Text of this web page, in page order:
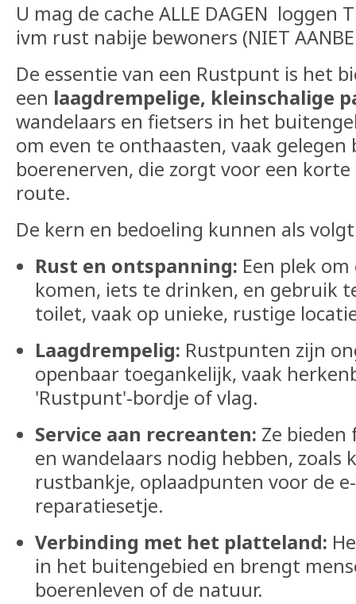
U mag de cache ALLE DAGEN loggen
ivm rust nabije bewoners (NIET
De essentie van een Rustpunt is het
een laagdrempelige, kleinschalige
wandelaars en fietsers in het
om even te onthaasten, vaak
boerenerven, die zorgt voor een
route.
De kern en bedoeling kunnen als
Rust en ontspanning: Een plek
komen, iets te drinken, en gebruik
toilet, vaak op unieke, rustige
Laagdrempelig: Rustpunten zijn
openbaar toegankelijk, vaak
'Rustpunt'-bordje of vlag.
Service aan recreanten: Ze
en wandelaars nodig hebben, zoals
rustbankje, oplaadpunten voor de
reparatiesetje.
Verbinding met het platteland:
in het buitengebied en brengt
boerenleven of de natuur.